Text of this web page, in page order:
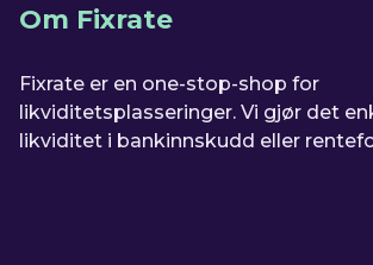
Om Fixrate
Fixrate er en one-stop-shop for
likviditetsplasseringer. Vi gjør det
likviditet i bankinnskudd eller